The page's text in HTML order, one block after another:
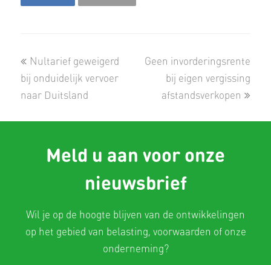
previous
post:
Nultarief geweigerd
bij onduidelijk vervoer
naar Duitsland
next
post:
Geen invorderingsrente
bij eigen vergissing
afstandsverkopen
Meld u aan voor onze
nieuwsbrief
Wil je op de hoogte blijven van de ontwikkelingen
op het gebied van belasting, voorwaarden of onze
onderneming?